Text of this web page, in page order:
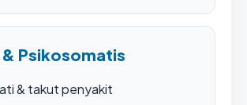
& Psikosomatis
& takut penyakit